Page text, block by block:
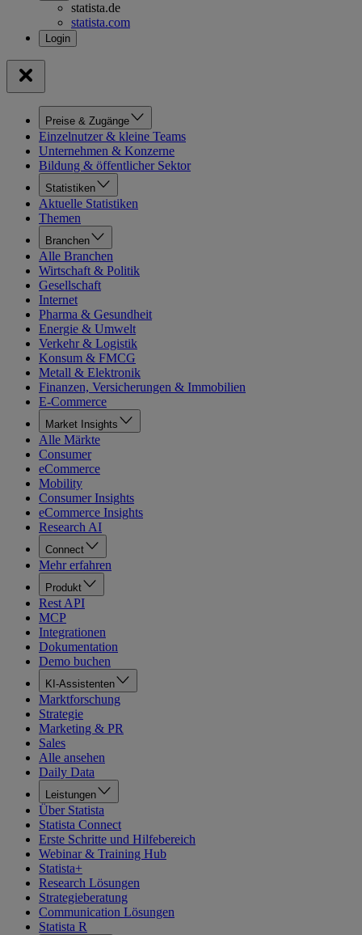
statista.de
statista.com
Preise & Zugänge
Einzelnutzer & kleine Teams
Unternehmen & Konzerne
Bildung & öffentlicher Sektor
Statistiken
Aktuelle Statistiken
Themen
Branchen
Alle Branchen
Wirtschaft & Politik
Gesellschaft
Internet
Pharma & Gesundheit
Energie & Umwelt
Verkehr & Logistik
Konsum & FMCG
Metall & Elektronik
Finanzen, Versicherungen & Immobilien
E-Commerce
Market Insights
Alle Märkte
Consumer
eCommerce
Mobility
Consumer Insights
eCommerce Insights
Research AI
Connect
Mehr erfahren
Produkt
Rest API
MCP
Integrationen
Dokumentation
Demo buchen
KI-Assistenten
Marktforschung
Strategie
Marketing & PR
Sales
Alle ansehen
Daily Data
Leistungen
Über Statista
Statista Connect
Erste Schritte und Hilfebereich
Webinar & Training Hub
Statista+
Research Lösungen
Strategieberatung
Communication Lösungen
Statista R